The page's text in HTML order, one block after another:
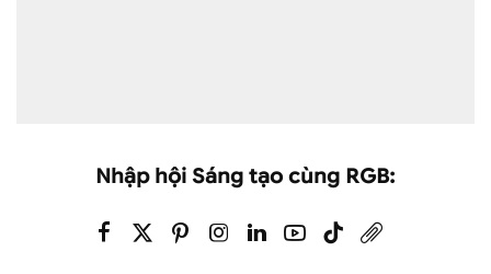
Nhập hội Sáng tạo cùng RGB: